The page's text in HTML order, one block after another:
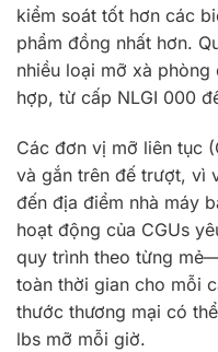
kiểm soát tốt hơn các
phẩm đồng nhất hơn.
nhiều loại mỡ xà
hợp, từ cấp NLGI 000
Các đơn vị mỡ liên tục
và gắn trên đế trượt, vì
đến địa điểm nhà máy
hoạt động của CGUs
quy trình theo từng
toàn thời gian cho mỗi
thước thương mại có
lbs mỡ mỗi giờ.